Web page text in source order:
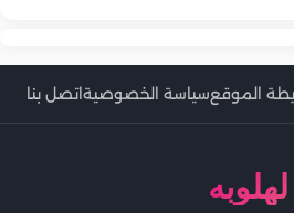
الموقعسياسة الخصوصيةاتصل بنا
لهلوبه